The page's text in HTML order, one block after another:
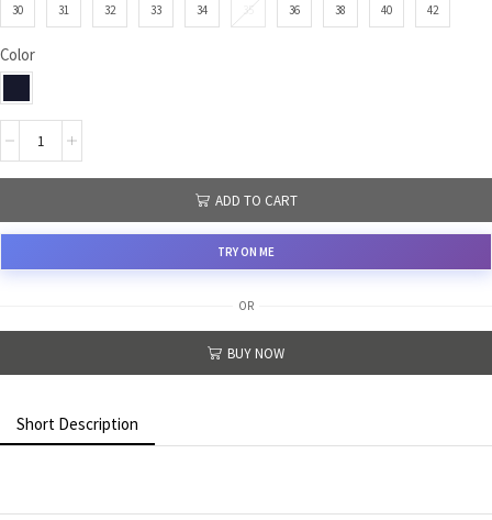
30 31 32 33 34 35 36 38 40 42
Color
ADD TO CART
TRY ON ME
OR
BUY NOW
Short Description